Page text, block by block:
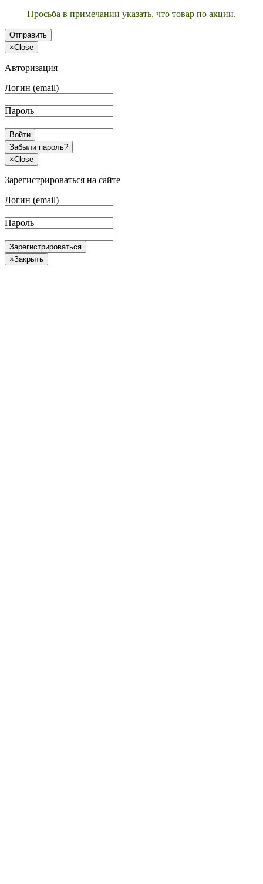
Просьба в примечании указать, что товар по акции.
Отправить
×Close
Авторизация
Логин (email)
Пароль
Войти
Забыли пароль?
×Close
Зарегистрироваться на сайте
Логин (email)
Пароль
Зарегистрироваться
×Закрыть